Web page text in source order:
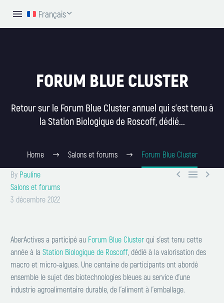
Français
FORUM BLUE CLUSTER
Retour sur le Forum Blue Cluster annuel qui s'est tenu à
la Station Biologique de Roscoff, dédié...
Home Salons et forums Forum Blue Cluster
  
By Pauline
Salons et forums
3 décembre 2022
AberActives a participé au Forum Blue Cluster qui s’est tenu cette
année à la Station Biologique de Roscoff, dédié à la valorisation des
macro et micro-algues. Une centaine de participants ont abordé
ensemble le sujet des biotechnologies bleues au service d’une
industrie agroalimentaire durable, de l’aliment à l’emballage.